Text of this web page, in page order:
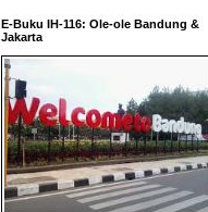
E-Buku IH-116: Ole-ole Bandung &
Jakarta